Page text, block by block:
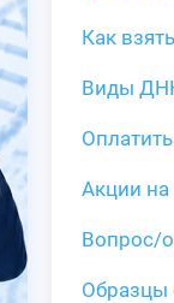
Как
Виды
Акции
Вопрос/
Образцы